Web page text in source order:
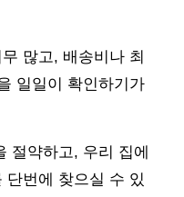
많고, 배송비나 최
일일이 확인하기가
절약하고, 우리 집에
단번에 찾으실 수 있